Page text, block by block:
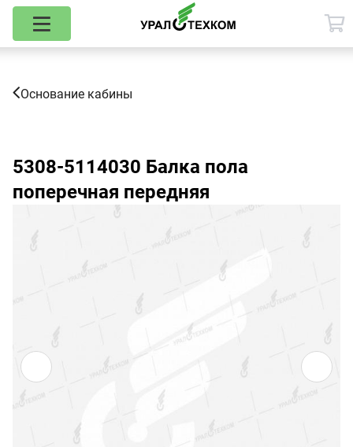
Основание кабины
5308-5114030 Балка пола
поперечная передняя